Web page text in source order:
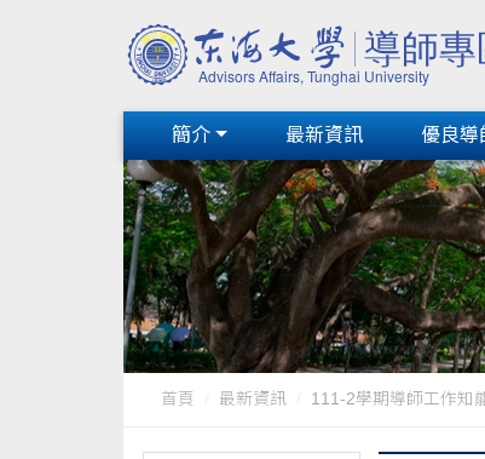
簡介 最新資訊 優良導
首頁 最新資訊 111-2學期導師工作知